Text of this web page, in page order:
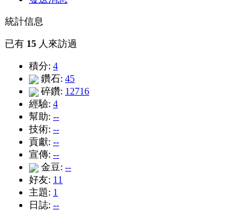
統計信息
已有 15 人來訪過
積分: 4
鑽石: 45
碎鑽: 12716
經驗: 4
幫助: --
技術: --
貢獻: --
宣傳: --
金豆: --
好友: 11
主題: 1
日誌: --